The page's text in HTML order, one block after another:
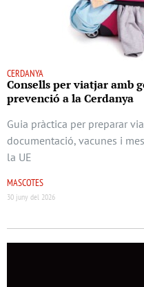
CERDANYA
Consells per viatjar amb
prevenció a la Cerdanya
Guia pràctica per preparar
documentació, vacunes i
la UE
MASCOTES
30 juny del 2026